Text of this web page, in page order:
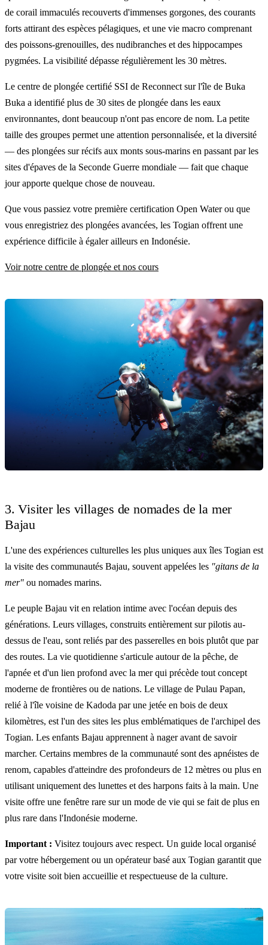
de corail immaculés recouverts d'immenses gorgones, des courants
forts attirant des espèces pélagiques, et une vie macro comprenant
des poissons-grenouilles, des nudibranches et des hippocampes
pygmées. La visibilité dépasse régulièrement les 30 mètres.
Le centre de plongée certifié SSI de Reconnect sur l'île de Buka
Buka a identifié plus de 30 sites de plongée dans les eaux
environnantes, dont beaucoup n'ont pas encore de nom. La petite
taille des groupes permet une attention personnalisée, et la diversité
— des plongées sur récifs aux monts sous-marins en passant par les
sites d'épaves de la Seconde Guerre mondiale — fait que chaque
jour apporte quelque chose de nouveau.
Que vous passiez votre première certification Open Water ou que
vous enregistriez des plongées avancées, les Togian offrent une
expérience difficile à égaler ailleurs en Indonésie.
Voir notre centre de plongée et nos cours
3. Visiter les villages de nomades de la mer
Bajau
L'une des expériences culturelles les plus uniques aux îles Togian est
la visite des communautés Bajau, souvent appelées les "gitans de la
mer" ou nomades marins.
Le peuple Bajau vit en relation intime avec l'océan depuis des
générations. Leurs villages, construits entièrement sur pilotis au-
dessus de l'eau, sont reliés par des passerelles en bois plutôt que par
des routes. La vie quotidienne s'articule autour de la pêche, de
l'apnée et d'un lien profond avec la mer qui précède tout concept
moderne de frontières ou de nations. Le village de Pulau Papan,
relié à l'île voisine de Kadoda par une jetée en bois de deux
kilomètres, est l'un des sites les plus emblématiques de l'archipel des
Togian. Les enfants Bajau apprennent à nager avant de savoir
marcher. Certains membres de la communauté sont des apnéistes de
renom, capables d'atteindre des profondeurs de 12 mètres ou plus en
utilisant uniquement des lunettes et des harpons faits à la main. Une
visite offre une fenêtre rare sur un mode de vie qui se fait de plus en
plus rare dans l'Indonésie moderne.
Important : Visitez toujours avec respect. Un guide local organisé
par votre hébergement ou un opérateur basé aux Togian garantit que
votre visite soit bien accueillie et respectueuse de la culture.